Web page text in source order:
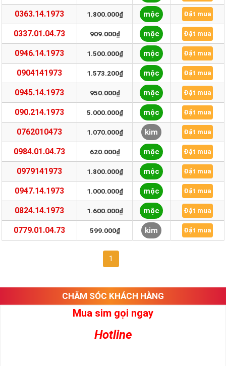
0363.14.1973 1.800.000₫ mộc Đặt mua
0337.01.04.73 909.000₫ mộc Đặt mua
0946.14.1973 1.500.000₫ mộc Đặt mua
0904141973 1.573.200₫ mộc Đặt mua
0945.14.1973 950.000₫ mộc Đặt mua
090.214.1973 5.000.000₫ mộc Đặt mua
0762010473 1.070.000₫ kim Đặt mua
0984.01.04.73 620.000₫ mộc Đặt mua
0979141973 1.800.000₫ mộc Đặt mua
0947.14.1973 1.000.000₫ mộc Đặt mua
0824.14.1973 1.600.000₫ mộc Đặt mua
0779.01.04.73 599.000₫ kim Đặt mua
1
CHĂM SÓC KHÁCH HÀNG
Mua sim gọi ngay
Hotline